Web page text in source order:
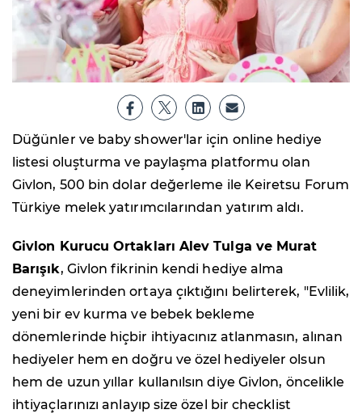
Düğünler ve baby shower'lar için online hediye
listesi oluşturma ve paylaşma platformu olan
Givlon, 500 bin dolar değerleme ile Keiretsu Forum
Türkiye melek yatırımcılarından yatırım aldı.
Givlon Kurucu Ortakları Alev Tulga ve Murat
Barışık, Givlon fikrinin kendi hediye alma
deneyimlerinden ortaya çıktığını belirterek, "Evlilik,
yeni bir ev kurma ve bebek bekleme
dönemlerinde hiçbir ihtiyacınız atlanmasın, alınan
hediyeler hem en doğru ve özel hediyeler olsun
hem de uzun yıllar kullanılsın diye Givlon, öncelikle
ihtiyaçlarınızı anlayıp size özel bir checklist